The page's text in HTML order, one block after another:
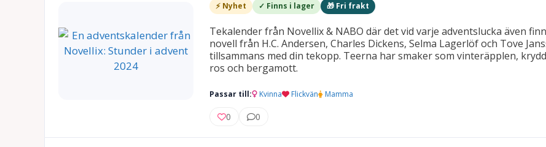
⚡ Nyhet ✓ Finns i lager 🎁 Fri frakt
Tekalender från Novellix & NABO där det vid varje adventslucka även
novell från H.C. Andersen, Charles Dickens, Selma Lagerlöf och Tove
tillsammans med din tekopp. Teerna har smaker som vinteräpplen,
ros och bergamott.
Passar till: Kvinna Flickvän Mamma
0 0